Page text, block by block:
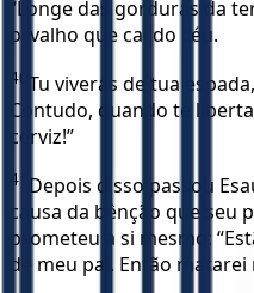
“Longe das gorduras da
orvalho que cai do céu.
40 Tu viverás de tua
Contudo, quando te
cerviz!”
41 Depois disso passou
causa da bênção que seu
prometeu a si mesmo:
de meu pai. Então matarei